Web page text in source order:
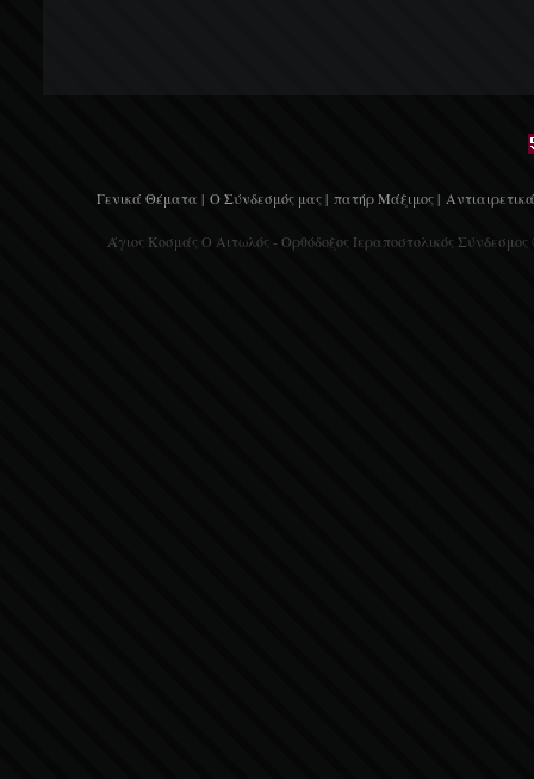
Γενικά Θέματα | Ο Σύνδεσμός μας | πατήρ Μάξιμος |
Άγιος Κοσμάς Ο Αιτωλός - Ορθόδοξος Ιεραποστολικός